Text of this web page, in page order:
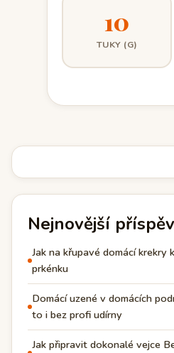
10
TUKY (G)
Nejnovější
Jak na křupavé domácí krekry
prkénku
Domácí uzené v domácích
to i bez profi udírny
Jak připravit dokonalé vejce